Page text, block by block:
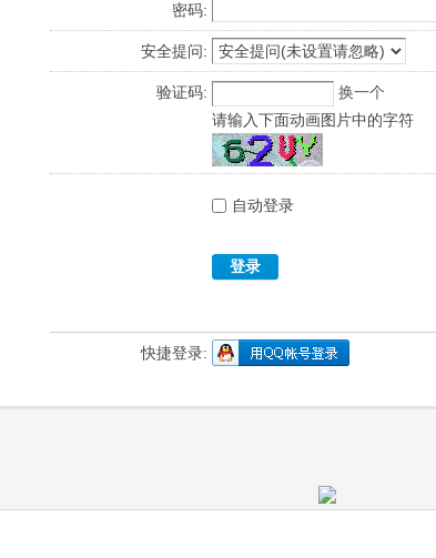
密码:
安全提问:
验证码:
换一个
请输入下面动画图片中的字符
自动登录
登录
快捷登录: